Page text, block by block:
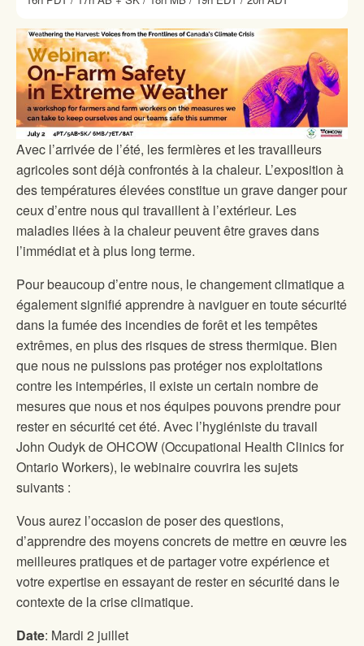
Avec l’arrivée de l’été, les fermières et les travailleurs
agricoles sont déjà confrontés à la chaleur. L’exposition à
des températures élevées constitue un grave danger pour
ceux d’entre nous qui travaillent à l’extérieur. Les
maladies liées à la chaleur peuvent être graves dans
l’immédiat et à plus long terme.
Pour beaucoup d’entre nous, le changement climatique a
également signifié apprendre à naviguer en toute sécurité
dans la fumée des incendies de forêt et les tempêtes
extrêmes, en plus des risques de stress thermique. Bien
que nous ne puissions pas protéger nos exploitations
contre les intempéries, il existe un certain nombre de
mesures que nous et nos équipes pouvons prendre pour
rester en sécurité cet été. Avec l’hygiéniste du travail
John Oudyk de OHCOW (Occupational Health Clinics for
Ontario Workers), le webinaire couvrira les sujets
suivants :
Vous aurez l’occasion de poser des questions,
d’apprendre des moyens concrets de mettre en œuvre les
meilleures pratiques et de partager votre expérience et
votre expertise en essayant de rester en sécurité dans le
contexte de la crise climatique.
Date: Mardi 2 juillet